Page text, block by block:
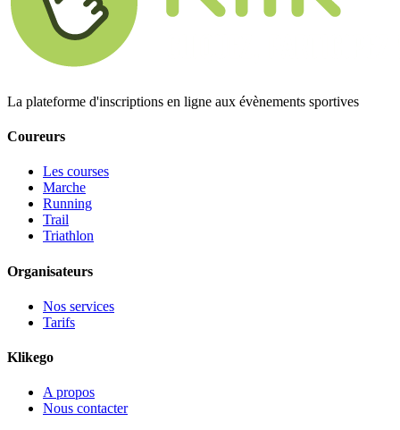
La plateforme d'inscriptions en ligne aux évènements sportives
Coureurs
Les courses
Marche
Running
Trail
Triathlon
Organisateurs
Nos services
Tarifs
Klikego
A propos
Nous contacter